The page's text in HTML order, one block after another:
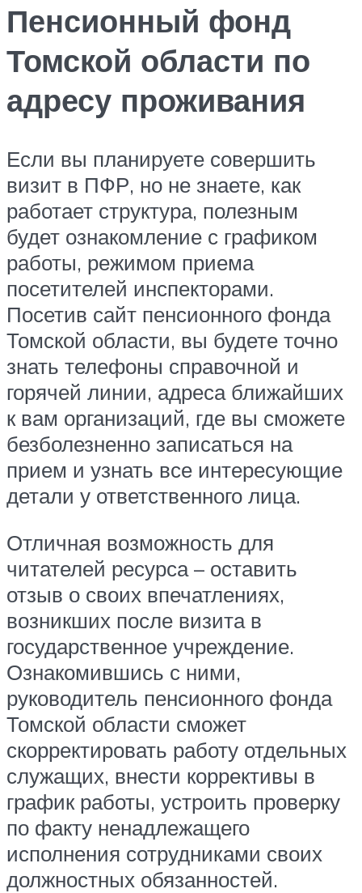
Пенсионный фонд
Томской области по
адресу проживания
Если вы планируете совершить
визит в ПФР, но не знаете, как
работает структура, полезным
будет ознакомление с графиком
работы, режимом приема
посетителей инспекторами.
Посетив сайт пенсионного фонда
Томской области, вы будете точно
знать телефоны справочной и
горячей линии, адреса ближайших
к вам организаций, где вы сможете
безболезненно записаться на
прием и узнать все интересующие
детали у ответственного лица.
Отличная возможность для
читателей ресурса – оставить
отзыв о своих впечатлениях,
возникших после визита в
государственное учреждение.
Ознакомившись с ними,
руководитель пенсионного фонда
Томской области сможет
скорректировать работу отдельных
служащих, внести коррективы в
график работы, устроить проверку
по факту ненадлежащего
исполнения сотрудниками своих
должностных обязанностей.